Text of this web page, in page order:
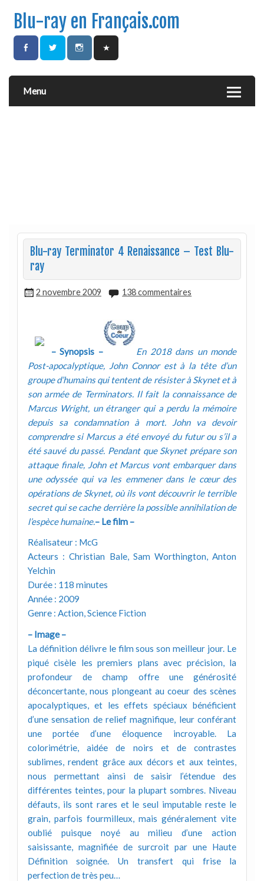
Blu-ray en Français.com
Menu
Blu-ray Terminator 4 Renaissance – Test Blu-
ray
2 novembre 2009 138 commentaires
– Synopsis –
En 2018 dans un monde
Post-apocalyptique, John Connor est à la tête d’un
groupe d’humains qui tentent de résister à Skynet et à
son armée de Terminators. Il fait la connaissance de
Marcus Wright, un étranger qui a perdu la mémoire
depuis sa condamnation à mort. John va devoir
comprendre si Marcus a été envoyé du futur ou s’il a
été sauvé du passé. Pendant que Skynet prépare son
attaque finale, John et Marcus vont embarquer dans
une odyssée qui va les emmener dans le cœur des
opérations de Skynet, où ils vont découvrir le terrible
secret qui se cache derrière la possible annihilation de
l’espèce humaine.– Le film –
Réalisateur : McG
Acteurs : Christian Bale, Sam Worthington, Anton
Yelchin
Durée : 118 minutes
Année : 2009
Genre : Action, Science Fiction
– Image –
La définition délivre le film sous son meilleur jour. Le
piqué cisèle les premiers plans avec précision, la
profondeur de champ offre une générosité
déconcertante, nous plongeant au coeur des scènes
apocalyptiques, et les effets spéciaux bénéficient
d’une sensation de relief magnifique, leur conférant
une portée d’une éloquence incroyable. La
colorimétrie, aidée de noirs et de contrastes
sublimes, rendent grâce aux décors et aux teintes,
nous permettant ainsi de saisir l’étendue des
différentes teintes, pour la plupart sombres. Niveau
défauts, ils sont rares et le seul imputable reste le
grain, parfois fourmilleux, mais généralement vite
oublié puisque noyé au milieu d’une action
saisissante, magnifiée de surcroit par une Haute
Définition soignée. Un transfert qui frise la
perfection de très peu…